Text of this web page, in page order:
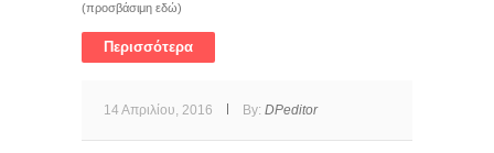
(προσβάσιμη εδώ)
Περισσότερα
14 Απριλίου, 2016 By: DPeditor